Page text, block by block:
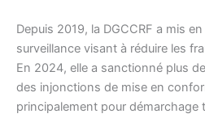
Depuis 2019, la DGCCRF a mis
surveillance visant à réduire les
En 2024, elle a sanctionné plus
des injonctions de mise en
principalement pour démarchage